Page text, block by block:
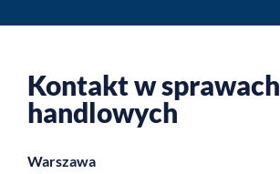
Kontakt w sprawach
handlowych
Warszawa